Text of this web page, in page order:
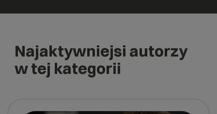
Najaktywniejsi autorzy
w tej kategorii